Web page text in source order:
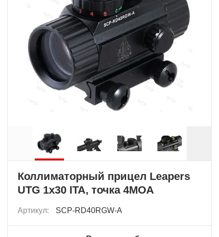
Коллиматорный прицел Leapers
UTG 1x30 ITA, точка 4MOA
Артикул: SCP-RD40RGW-A